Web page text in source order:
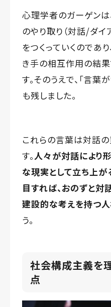
心理学者のガーゲンは
のやり取り（対話/ダイ
をつくっていくのであ
き手の相互作用の結果
す。そのうえで、「言
も残しました。
これらの言葉は対話
す。人々が対話により
な現実として立ち上が
目すれば、おのずと対
建設的な考えを持つ
う。
社会構成主義を
点